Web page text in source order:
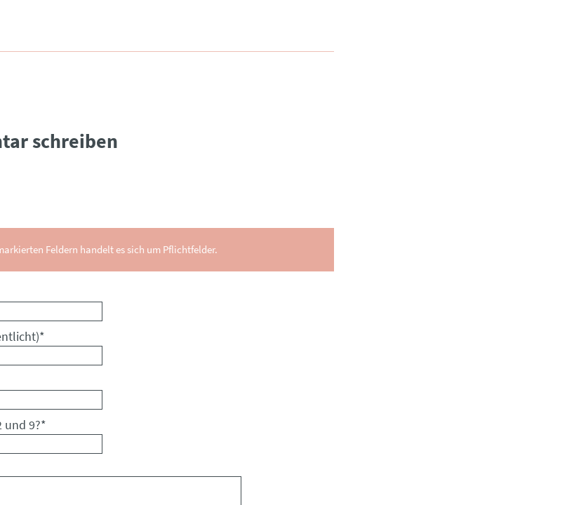
schreiben
Feldern handelt es sich um Pflichtfelder.
*
und 9?*